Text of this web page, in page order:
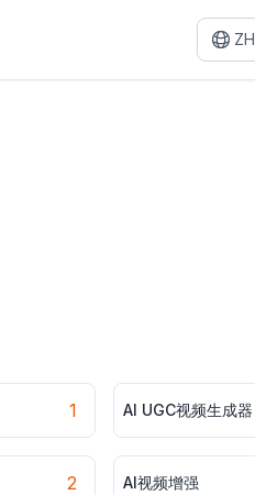
ZH
1 AI UGC视频生成器
2 AI视频增强